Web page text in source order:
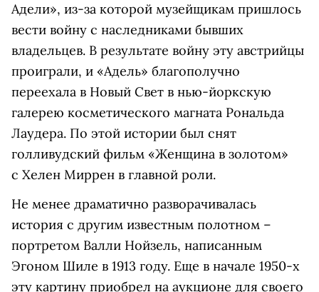
Адели», из-за которой музейщикам пришлось
вести войну с наследниками бывших
владельцев. В результате войну эту австрийцы
проиграли, и «Адель» благополучно
переехала в Новый Свет в нью-йоркскую
галерею косметического магната Рональда
Лаудера. По этой истории был снят
голливудский фильм «Женщина в золотом»
с Хелен Миррен в главной роли.
Не менее драматично разворачивалась
история с другим известным полотном –
портретом Валли Нойзель, написанным
Эгоном Шиле в 1913 году. Еще в начале 1950-х
эту картину приобрел на аукционе для своего